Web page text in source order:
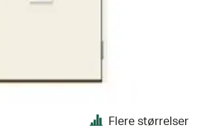
Flere størrelser